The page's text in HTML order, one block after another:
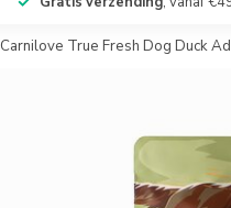
Carnilove True Fresh Dog Duck